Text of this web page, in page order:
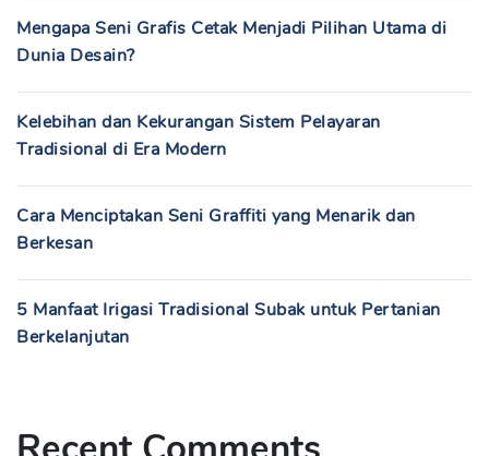
Mengapa Seni Grafis Cetak Menjadi Pilihan Utama di
Dunia Desain?
Kelebihan dan Kekurangan Sistem Pelayaran
Tradisional di Era Modern
Cara Menciptakan Seni Graffiti yang Menarik dan
Berkesan
5 Manfaat Irigasi Tradisional Subak untuk Pertanian
Berkelanjutan